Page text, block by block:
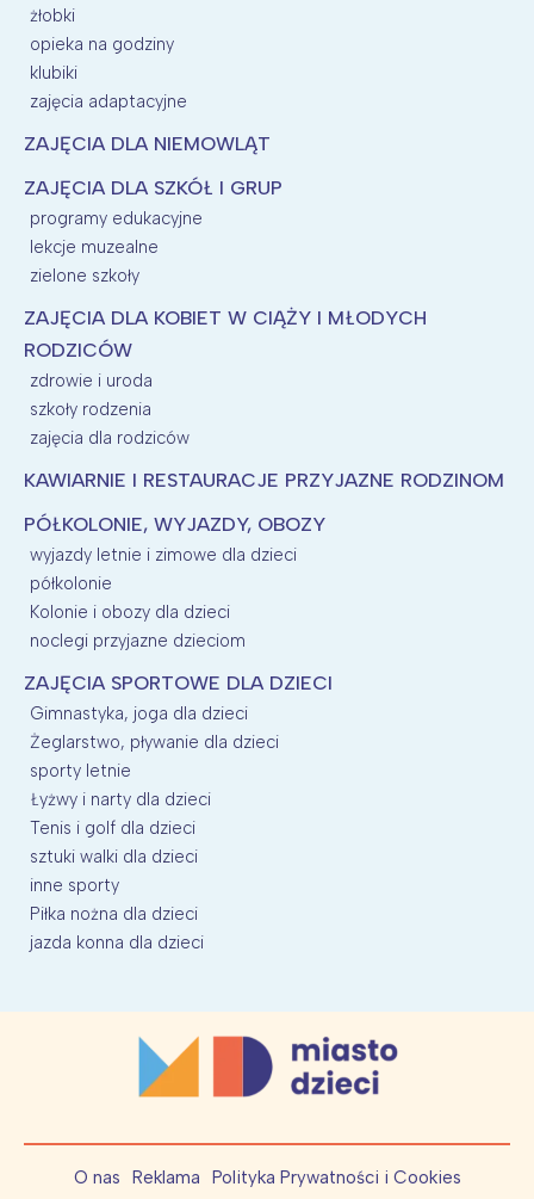
żłobki
opieka na godziny
klubiki
zajęcia adaptacyjne
ZAJĘCIA DLA NIEMOWLĄT
ZAJĘCIA DLA SZKÓŁ I GRUP
programy edukacyjne
lekcje muzealne
zielone szkoły
ZAJĘCIA DLA KOBIET W CIĄŻY I MŁODYCH
RODZICÓW
zdrowie i uroda
szkoły rodzenia
zajęcia dla rodziców
KAWIARNIE I RESTAURACJE PRZYJAZNE RODZINOM
PÓŁKOLONIE, WYJAZDY, OBOZY
wyjazdy letnie i zimowe dla dzieci
półkolonie
Kolonie i obozy dla dzieci
noclegi przyjazne dzieciom
ZAJĘCIA SPORTOWE DLA DZIECI
Gimnastyka, joga dla dzieci
Żeglarstwo, pływanie dla dzieci
sporty letnie
Łyżwy i narty dla dzieci
Tenis i golf dla dzieci
sztuki walki dla dzieci
inne sporty
Piłka nożna dla dzieci
jazda konna dla dzieci
O nas Reklama Polityka Prywatności i Cookies